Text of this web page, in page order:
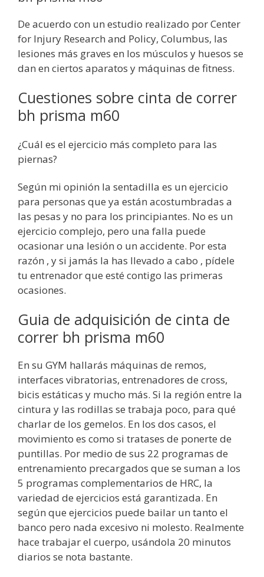
De acuerdo con un estudio realizado por Center
for Injury Research and Policy, Columbus, las
lesiones más graves en los músculos y huesos se
dan en ciertos aparatos y máquinas de fitness.
Cuestiones sobre cinta de correr
bh prisma m60
¿Cuál es el ejercicio más completo para las
piernas?
Según mi opinión la sentadilla es un ejercicio
para personas que ya están acostumbradas a
las pesas y no para los principiantes. No es un
ejercicio complejo, pero una falla puede
ocasionar una lesión o un accidente. Por esta
razón , y si jamás la has llevado a cabo , pídele
tu entrenador que esté contigo las primeras
ocasiones.
Guia de adquisición de cinta de
correr bh prisma m60
En su GYM hallarás máquinas de remos,
interfaces vibratorias, entrenadores de cross,
bicis estáticas y mucho más. Si la región entre la
cintura y las rodillas se trabaja poco, para qué
charlar de los gemelos. En los dos casos, el
movimiento es como si tratases de ponerte de
puntillas. Por medio de sus 22 programas de
entrenamiento precargados que se suman a los
5 programas complementarios de HRC, la
variedad de ejercicios está garantizada. En
según que ejercicios puede bailar un tanto el
banco pero nada excesivo ni molesto. Realmente
hace trabajar el cuerpo, usándola 20 minutos
diarios se nota bastante.